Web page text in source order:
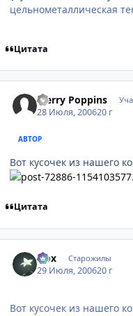
цельнометаллическая
Цитата
Merry Poppins
28 Июля, 200620 г
АВТОР
Вот кусочек из нашего
Цитата
Nox Старожилы
29 Июля, 200620 г
Вот кусочек из нашего